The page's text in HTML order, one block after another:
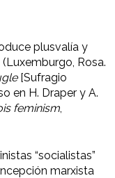
plusvalía y
Rosa.
[Sufragio
en H. Draper y A.
feminism,
“socialistas”
marxista